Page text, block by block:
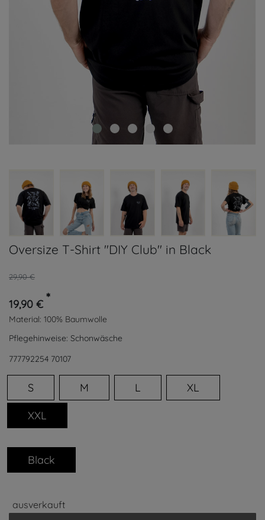
Oversize T-Shirt "DIY Club" in Black
29,90 €
19,90 € *
Material: 100% Baumwolle
Pflegehinweise: Schonwäsche
777792254 70107
S M L XL
XXL
Black
ausverkauft